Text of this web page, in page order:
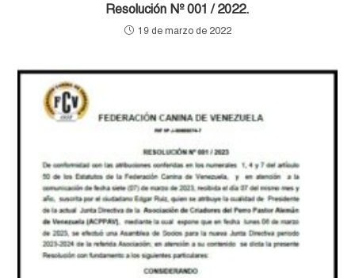
Resolución Nº 001 / 2022.
19 de marzo de 2022